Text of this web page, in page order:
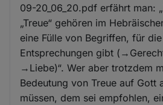
09-20_06_20.pdf erfährt man:
„Treue“ gehören im
eine Fülle von Begriffen, für
Entsprechungen gibt
→Liebe)“. Wer aber trotzdem
Bedeutung von Treue auf Gott
müssen, dem sei empfohlen,